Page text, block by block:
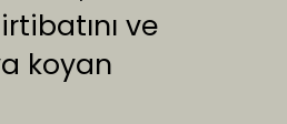
ve
koyan